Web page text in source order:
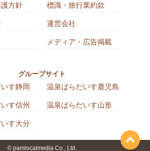
方針 標識・旅行業約款
運営会社
メディア・広告掲載
グループサイト
す静岡 温泉ぱらだいす鹿児島
す信州 温泉ぱらだいす山形
す大分
© pamlocalmedia Co., Ltd.